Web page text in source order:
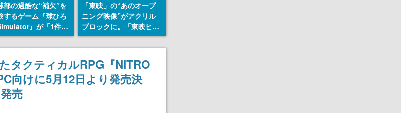
部の過酷な“補欠”を
するゲーム『球ひろ
』が「1件」
ィッシュリストをも
チェコ語に対応し
で話題に。『キング
・カム』開発元やチ
のプロ野球選手から
の声
「東映」の“あのオープ
ニング映像”がアクリル
ブロックに。「東映ヒス
トリカル グッズコレクシ
ョン」が8月下旬より発
売
タクティカルRPG『NITRO
向けに5月12日より発売決
売